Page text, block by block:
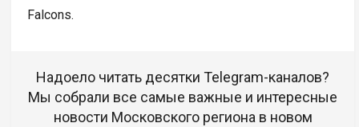
Falcons.
Надоело читать десятки Telegram-каналов?
Мы собрали все самые важные и интересные
новости Московского региона в новом